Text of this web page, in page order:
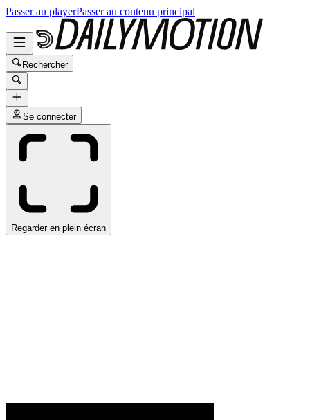
Passer au playerPasser au contenu principal
Rechercher
Se connecter
Regarder en plein écran